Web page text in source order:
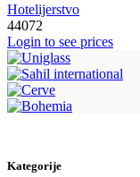
Hotelijerstvo
44072
Login to see prices
Kategorije